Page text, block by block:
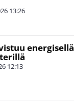
13:26
energisellä
12:13